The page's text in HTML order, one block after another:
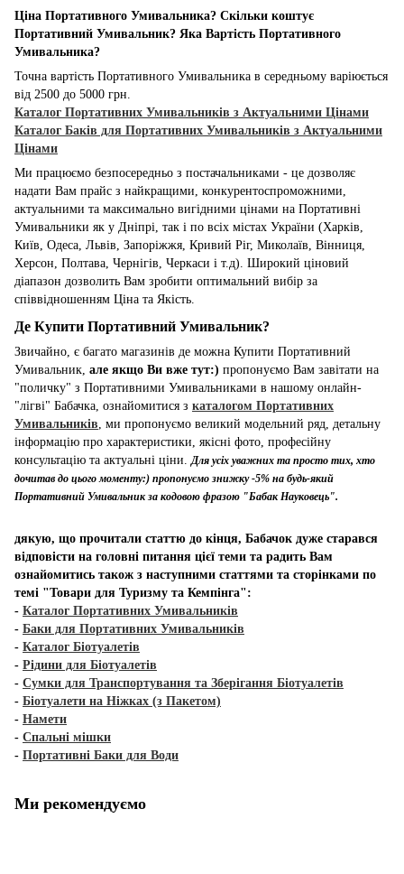
Ціна Портативного Умивальника? Скільки коштує
Портативний Умивальник? Яка Вартість Портативного
Умивальника?
Точна вартість Портативного Умивальника в середньому варіюється
від 2500 до 5000 грн.
Каталог Портативних Умивальників з Актуальними Цінами
Каталог Баків для Портативних Умивальників з Актуальними
Цінами
Ми працюємо безпосередньо з постачальниками - це дозволяє
надати Вам прайс з найкращими, конкурентоспроможними,
актуальними та максимально вигідними цінами на Портативні
Умивальники як у Дніпрі, так і по всіх містах України (Харків,
Київ, Одеса, Львів, Запоріжжя, Кривий Ріг, Миколаїв, Вінниця,
Херсон, Полтава, Чернігів, Черкаси і т.д). Широкий ціновий
діапазон дозволить Вам зробити оптимальний вибір за
співвідношенням Ціна та Якість.
Де Купити Портативний Умивальник?
Звичайно, є багато магазинів де можна Купити Портативний
Умивальник, але якщо Ви вже тут:) пропонуємо Вам завітати на
"поличку" з Портативними Умивальниками в нашому онлайн-
"лігві" Бабачка, ознайомитися з каталогом Портативних
Умивальників, ми пропонуємо великий модельний ряд, детальну
інформацію про характеристики, якісні фото, професійну
консультацію та актуальні ціни.Для усіх уважних та просто тих, хто
дочитав до цього моменту:) пропонуємо знижку -5% на будь-який
Портативний Умивальник за кодовою фразою "Бабак Науковець".
дякую, що прочитали статтю до кінця, Бабачок дуже старався
відповісти на головні питання цієї теми та радить Вам
ознайомитись також з наступними статтями та сторінками по
темі "Товари для Туризму та Кемпінга":
- Каталог Портативних Умивальників
- Баки для Портативних Умивальників
- Каталог Біотуалетів
- Рідини для Біотуалетів
- Сумки для Транспортування та Зберігання Біотуалетів
- Біотуалети на Ніжках (з Пакетом)
- Намети
- Спальні мішки
- Портативні Баки для Води
Ми рекомендуємо